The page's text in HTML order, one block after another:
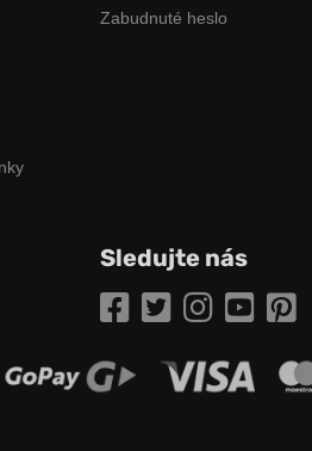
Zabudnuté heslo
Sledujte nás
Facebook
TwitterInstagramYouTube
online platby